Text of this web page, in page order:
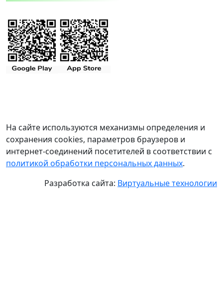
На сайте используются механизмы определения и
сохранения cookies, параметров браузеров и
интернет-соединений посетителей в соответствии с
политикой обработки персональных данных.
Разработка сайта: Виртуальные технологии